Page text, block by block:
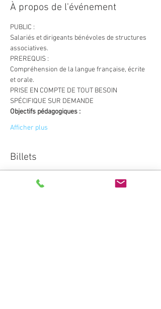
À propos de l'événement
PUBLIC :
Salariés et dirigeants bénévoles de structures
associatives.
PREREQUIS :
Compréhension de la langue française, écrite
et orale.
PRISE EN COMPTE DE TOUT BESOIN
SPÉCIFIQUE SUR DEMANDE
Objectifs pédagogiques :
Afficher plus
Billets
Vente expirée